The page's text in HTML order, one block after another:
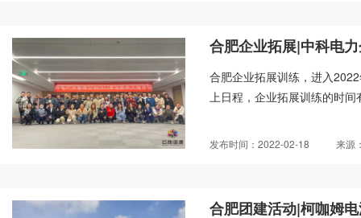
合肥企业拓展|中科电
合肥企业拓展训练，进入
上日程，企业拓展训练的时
发布时间：2022-02-18 来源
合肥团建活动|柯咖姆